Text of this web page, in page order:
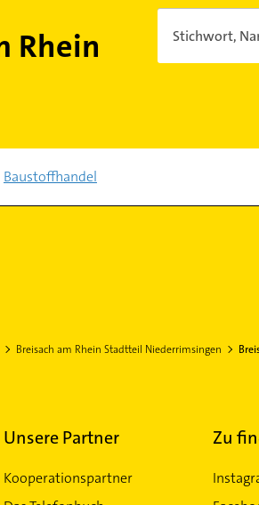
Rhein
Stichwort,
Baustoffhandel
Breisach am Rhein Stadtteil Niederrimsingen
Unsere Partner
Kooperationspartner
Zu